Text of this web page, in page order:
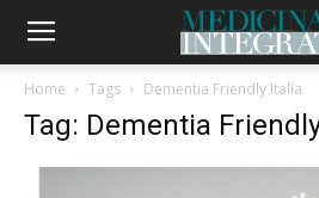
Home Tags Dementia Friendly Italia
Tag: Dementia